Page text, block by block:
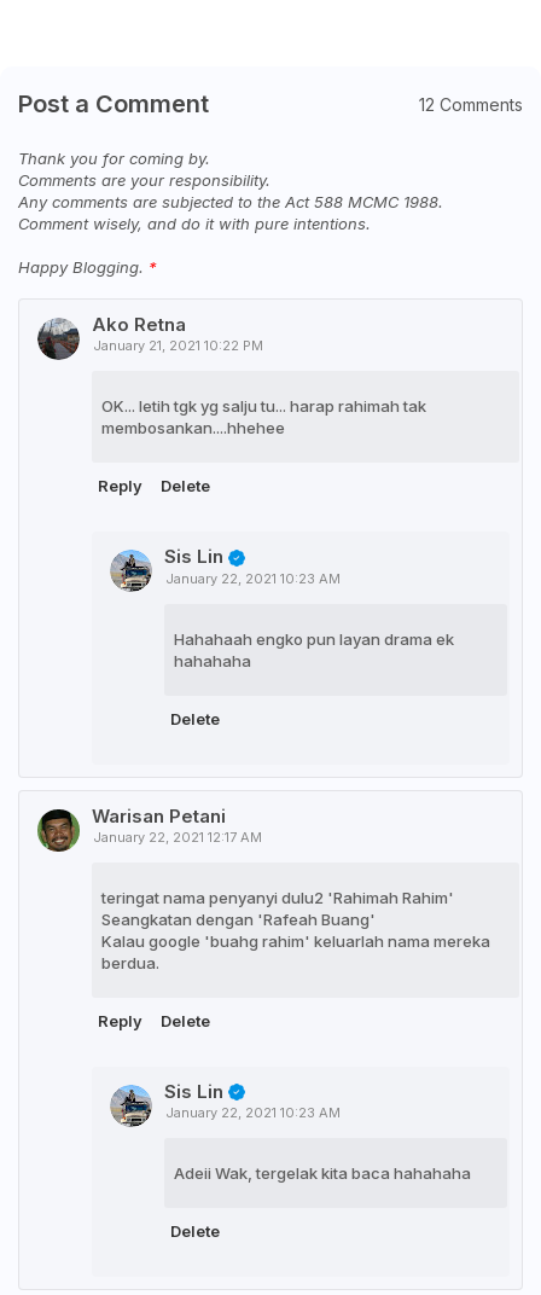
Post a Comment 12 Comments
Thank you for coming by.
Comments are your responsibility.
Any comments are subjected to the Act 588 MCMC 1988.
Comment wisely, and do it with pure intentions.
Happy Blogging.
Ako Retna
January 21, 2021 10:22 PM
OK... letih tgk yg salju tu... harap rahimah tak
membosankan....hhehee
Reply Delete
Sis Lin
January 22, 2021 10:23 AM
Hahahaah engko pun layan drama ek
hahahaha
Delete
Warisan Petani
January 22, 2021 12:17 AM
teringat nama penyanyi dulu2 'Rahimah Rahim'
Seangkatan dengan 'Rafeah Buang'
Kalau google 'buahg rahim' keluarlah nama mereka
berdua.
Reply Delete
Sis Lin
January 22, 2021 10:23 AM
Adeii Wak, tergelak kita baca hahahaha
Delete